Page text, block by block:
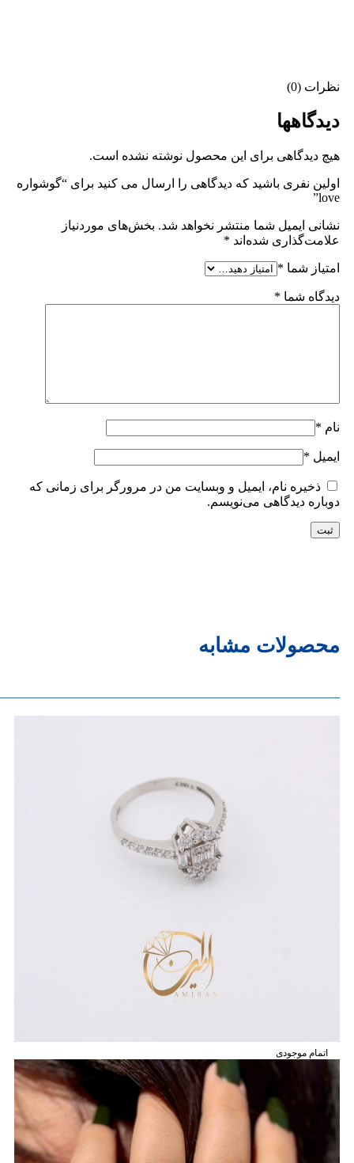
نظرات (0)
دیدگاهها
هیچ دیدگاهی برای این محصول نوشته نشده است.
اولین نفری باشید که دیدگاهی را ارسال می کنید برای “گوشواره
love”
نشانی ایمیل شما منتشر نخواهد شد. بخش‌های موردنیاز
علامت‌گذاری شده‌اند *
امتیاز شما *
دیدگاه شما *
نام *
ایمیل *
ذخیره نام، ایمیل و وبسایت من در مرورگر برای زمانی که
دوباره دیدگاهی می‌نویسم.
محصولات مشابه
اتمام موجودی